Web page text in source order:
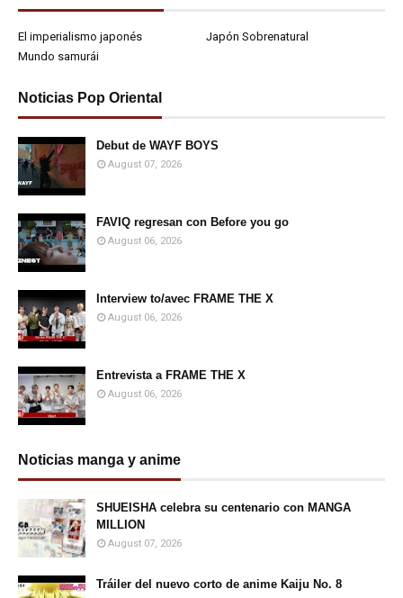
El imperialismo japonés
Japón Sobrenatural
Mundo samurái
Noticias Pop Oriental
Debut de WAYF BOYS
August 07, 2026
FAVIQ regresan con Before you go
August 06, 2026
Interview to/avec FRAME THE X
August 06, 2026
Entrevista a FRAME THE X
August 06, 2026
Noticias manga y anime
SHUEISHA celebra su centenario con MANGA
MILLION
August 07, 2026
Tráiler del nuevo corto de anime Kaiju No. 8